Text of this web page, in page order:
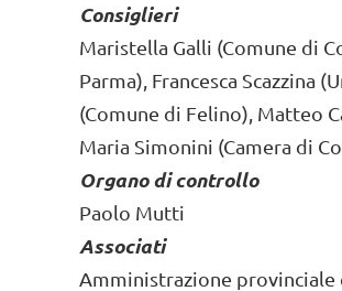
Consiglieri
Maristella Galli (Comune di
Parma), Francesca Scazzina
(Comune di Felino), Matteo
Maria Simonini (Camera di
Organo di controllo
Paolo Mutti
Associati
Amministrazione provinciale